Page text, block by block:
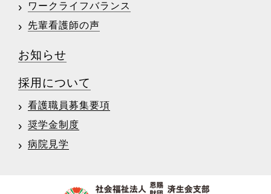
ワークライフバランス
先輩看護師の声
お知らせ
採用について
看護職員募集要項
奨学金制度
病院見学